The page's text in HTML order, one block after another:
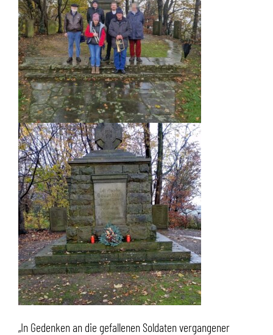
„In Gedenken an die gefallenen Soldaten vergangener